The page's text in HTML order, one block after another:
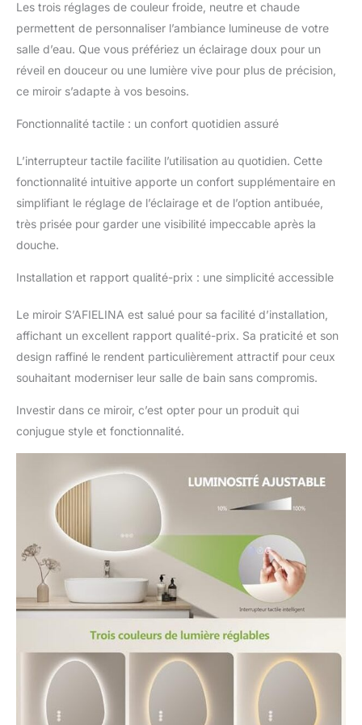
indépendant aide à
réduire la formation de
buée afin de conserver
une réflexion plus claire
après la douche.En
affiche une lumière
l’interrupteur mural
complètement
l’alimentation si
nécessaire. 【3
Mémoire】 Ce miroir
températures de
couleur : blanc chaud,
blanc neutre et blanc
froid. La luminosité est
%. La fonction
mémoire enregistre
pour un confort
Éclairage Rétroéclairé】
sans cuivre ni plomb
avec des bords polis et
arrondis, ce miroir offre
une réflexion nette et
un indice de rendu des
couleurs CRI95.
L’éclairage LED
rétroéclairé diffuse une
lumière homogène et
son design sans cadre
s’intègre facilement
Les trois réglages de couleur froide, neutre et chaude
permettent de personnaliser l’ambiance lumineuse de votre
salle d’eau. Que vous préfériez un éclairage doux pour un
réveil en douceur ou une lumière vive pour plus de précision,
ce miroir s’adapte à vos besoins.
Fonctionnalité tactile : un confort quotidien assuré
L’interrupteur tactile facilite l’utilisation au quotidien. Cette
fonctionnalité intuitive apporte un confort supplémentaire en
simplifiant le réglage de l’éclairage et de l’option antibuée,
très prisée pour garder une visibilité impeccable après la
douche.
Installation et rapport qualité-prix : une simplicité accessible
Le miroir S’AFIELINA est salué pour sa facilité d’installation,
affichant un excellent rapport qualité-prix. Sa praticité et son
design raffiné le rendent particulièrement attractif pour ceux
souhaitant moderniser leur salle de bain sans compromis.
Investir dans ce miroir, c’est opter pour un produit qui
conjugue style et fonctionnalité.